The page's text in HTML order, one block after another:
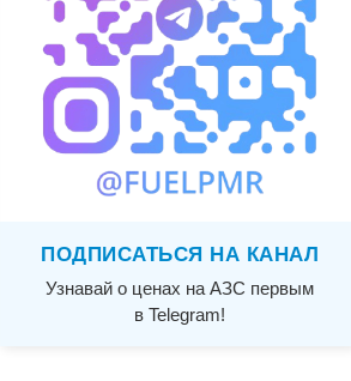
ПОДПИСАТЬСЯ НА КАНАЛ
Узнавай о ценах на АЗС первым
в Telegram!